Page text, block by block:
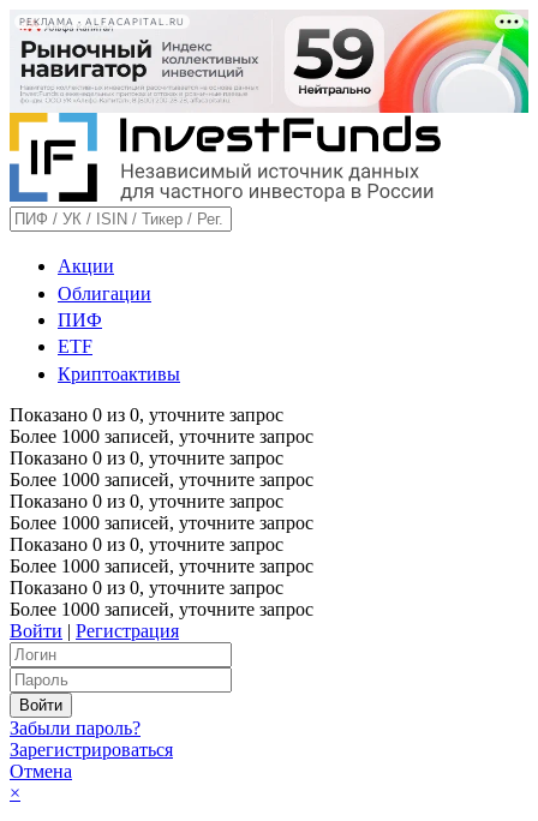
РЕКЛАМА • ALFACAPITAL.RU
Акции
Облигации
ПИФ
ETF
Криптоактивы
Показано 0 из 0, уточните запрос
Более 1000 записей, уточните запрос
Показано 0 из 0, уточните запрос
Более 1000 записей, уточните запрос
Показано 0 из 0, уточните запрос
Более 1000 записей, уточните запрос
Показано 0 из 0, уточните запрос
Более 1000 записей, уточните запрос
Показано 0 из 0, уточните запрос
Более 1000 записей, уточните запрос
Войти | Регистрация
Забыли пароль?
Зарегистрироваться
Отмена
×